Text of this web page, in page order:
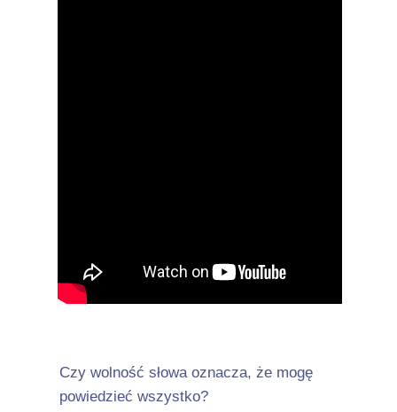
Czy wolność słowa oznacza, że mogę
powiedzieć wszystko?